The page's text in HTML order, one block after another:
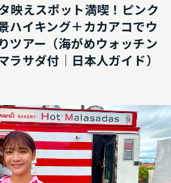
よくあるご質問
お知らせ
お問い合わせ
ーポリシー及び利用規約
映えスポット満喫！ピンク
ハイキング＋カカアコでウ
ツアー（海がめウォッチン
ラサダ付｜日本人ガイド）